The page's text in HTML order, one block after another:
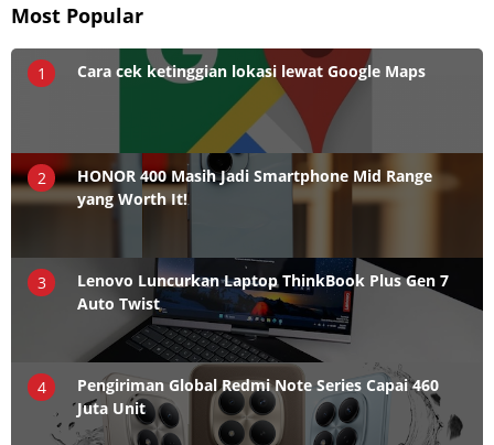
Most Popular
1 Cara cek ketinggian lokasi lewat Google Maps
2
HONOR 400 Masih Jadi Smartphone Mid Range
yang Worth It!
3
Lenovo Luncurkan Laptop ThinkBook Plus Gen 7
Auto Twist
4
Pengiriman Global Redmi Note Series Capai 460
Juta Unit